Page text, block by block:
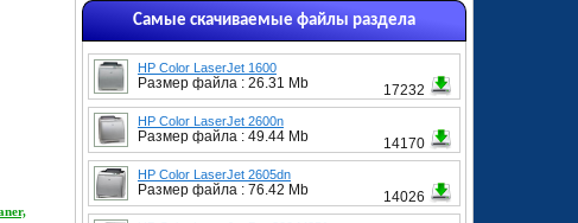
Самые скачиваемые файлы раздела
HP Color LaserJet 1600
Размер файла : 26.31 Mb 17232
HP Color LaserJet 2600n
Размер файла : 49.44 Mb 14170
HP Color LaserJet 2605dn
Размер файла : 76.42 Mb 14026